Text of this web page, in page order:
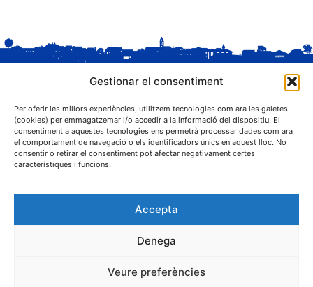
Gestionar el consentiment
Per oferir les millors experiències, utilitzem tecnologies com ara les galetes
(cookies) per emmagatzemar i/o accedir a la informació del dispositiu. El
consentiment a aquestes tecnologies ens permetrà processar dades com ara
el comportament de navegació o els identificadors únics en aquest lloc. No
consentir o retirar el consentiment pot afectar negativament certes
característiques i funcions.
Accepta
Denega
Veure preferències
C. Sant Josep, 1
25243 El Palau d'Anglesola (Pla d'Urgell)
Privacitat Cookies
Protecció de dades